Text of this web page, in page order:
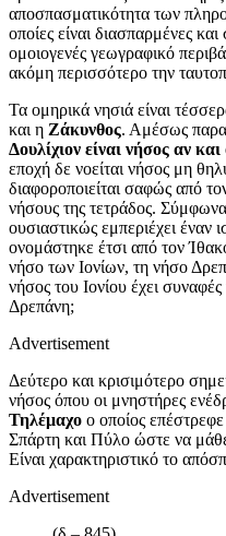
αποσπασματικότητα των
οποίες είναι διασπαρμένες
ομοιογενές γεωγραφικό
ακόμη περισσότερο την
Τα ομηρικά νησιά είναι
και η Ζάκυνθος. Αμέσως
Δουλίχιον είναι νήσος αν
εποχή δε νοείται νήσος μη
διαφοροποιείται σαφώς από
νήσους της τετράδος.
ουσιαστικώς εμπεριέχει έναν
ονομάστηκε έτσι από τον
νήσο των Ιονίων, τη νήσο
νήσος του Ιονίου έχει
Δρεπάνη;
Advertisement
Δεύτερο και κρισιμότερο
νήσος όπου οι μνηστήρες
Τηλέμαχο ο οποίος
Σπάρτη και Πύλο ώστε να
Είναι χαρακτηριστικό το
Advertisement